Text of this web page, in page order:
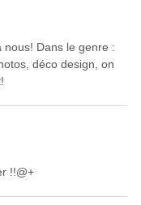
nous! Dans le genre :
déco design, on
!!@+